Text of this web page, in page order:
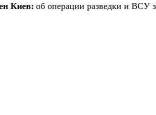
Киев: об операции разведки и ВСУ